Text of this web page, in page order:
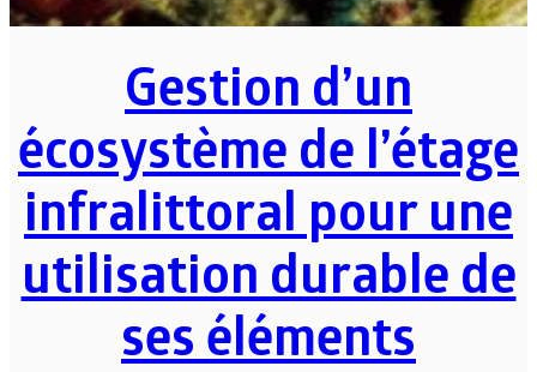
Gestion d’un
écosystème de l’étage
infralittoral pour une
utilisation durable de
ses éléments